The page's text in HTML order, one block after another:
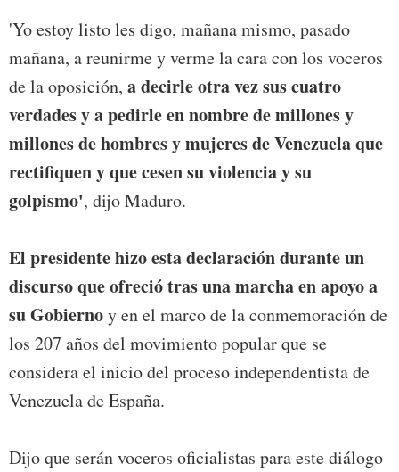
'Yo estoy listo les digo, mañana mismo, pasado
mañana, a reunirme y verme la cara con los voceros
de la oposición, a decirle otra vez sus cuatro
verdades y a pedirle en nombre de millones y
millones de hombres y mujeres de Venezuela que
rectifiquen y que cesen su violencia y su
golpismo', dijo Maduro.
El presidente hizo esta declaración durante un
discurso que ofreció tras una marcha en apoyo a
su Gobiernoy en el marco de la conmemoración de
los 207 años del movimiento popular que se
considera el inicio del proceso independentista de
Venezuela de España.
Dijo que serán voceros oficialistas para este diálogo